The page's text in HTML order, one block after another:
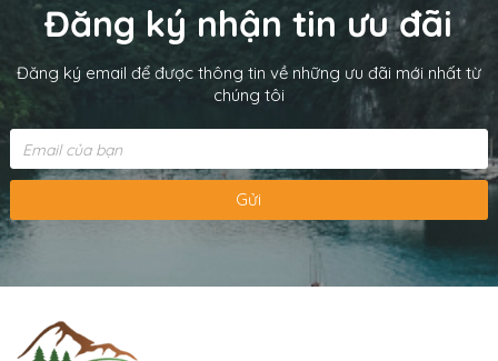
Đăng ký nhận tin ưu đãi
Đăng ký email để được thông tin về những ưu đãi mới nhất từ
chúng tôi
Gửi